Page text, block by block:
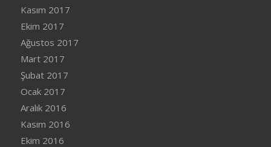
Kasım 2017
Ekim 2017
Ağustos 2017
Mart 2017
Şubat 2017
Ocak 2017
Aralık 2016
Kasım 2016
Ekim 2016